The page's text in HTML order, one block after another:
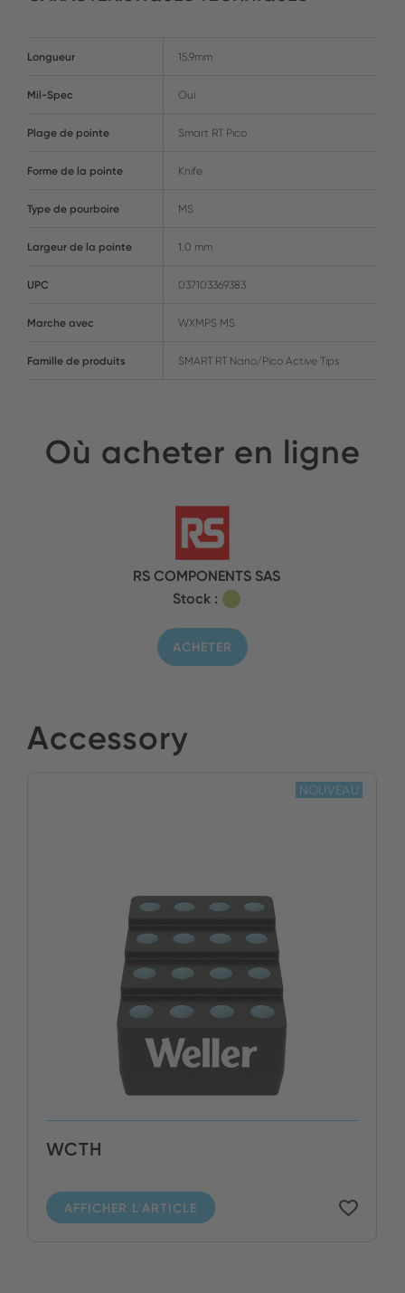
Longueur 15.9mm
Mil-Spec Oui
Plage de pointe Smart RT Pico
Forme de la pointe Knife
Type de pourboire MS
Largeur de la pointe 1.0 mm
UPC 037103369383
Marche avec WXMPS MS
Famille de produits SMART RT Nano/Pico Active Tips
Où acheter en ligne
RS COMPONENTS SAS
Stock :
ACHETER
Accessory
WCTH
AFFICHER L'ARTICLE
NOUVEAU